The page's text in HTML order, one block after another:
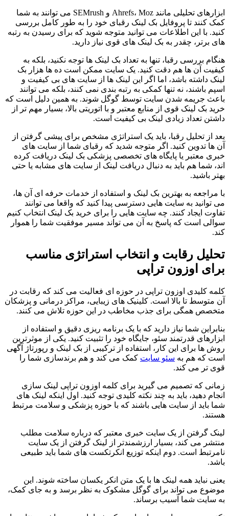
ابزارهای تحلیلی مانند Ahrefs، Moz و SEMrush می توانند به شما
کمک کنند تا پروفایل بک لینک رقبای خود را به طور کامل بررسی
کنید. با این اطلاعات می توانید متوجه شوید که برای رسیدن به رتبه
های برتر، چقدر به بک لینک های قوی نیاز دارید.
هنگام بررسی رقبا، تنها به تعداد بک لینک ها توجه نکنید، بلکه به
کیفیت آن ها هم دقت کنید. یک سایت ممکن است ده ها هزار بک
لینک داشته باشد، اما اگر این لینک ها از سایت های بی کیفیت و
اسپم باشند، نه تنها کمکی به رتبه بندی نمی کنند، بلکه می توانند
باعث جریمه شدن سایت توسط گوگل شوند. به همین دلیل است که
خرید بک لینک قوی از منابع معتبر و با اتوریتی بالا، بسیار مهم تر از
داشتن تعداد زیادی لینک بی کیفیت است.
بعد از تحلیل رقبا، باید یک استراتژی مشخص برای پیشی گرفتن از
آن ها تدوین کنید. اگر متوجه شدید که رقبای شما از سایت های
خبری معتبر یا پایگاه های تخصصی پزشکی بک لینک دریافت کرده
اند، شما هم باید به دنبال دریافت لینک از سایت های مشابه یا حتی
بهتر باشید.
با مراجعه به بهترین بک لینک و استفاده از خدمات حرفه ای آن ها،
می توانید به سایت هایی دسترسی پیدا کنید که واقعا می توانند
تفاوت ایجاد کنند. چه سایت هایی را برای خرید بک لینک انتخاب کنیم
سوالی است که پاسخ به آن می تواند مسیر موفقیت شما را هموار
کند.
تحلیل رقابت و انتخاب استراتژی مناسب
برای اوزون تراپی
کلمه کلیدی اوزون تراپی در حوزه ای فعالیت می کند که رقابت در
آن متوسط تا بالا است. کلینیک های زیبایی، مراکز درمانی و پزشکان
متخصص همگی برای جذب مخاطب در این حوزه تلاش می کنند.
بنابراین شما نیاز دارید که با یک برنامه ریزی دقیق و استفاده از
ابزارهای قدرتمند سئو، جایگاه خود را تثبیت کنید. یکی از موثرترین
روش ها برای این کار، استفاده از ترکیبی از بک لینک و رپورتاژ آگهی
است که هم به سئو سایت کمک می کند و هم برندسازی شما را
قوی تر می کند.
زمانی که تصمیم می گیرید برای کلمه اوزون تراپی لینک سازی
انجام دهید، باید به چند نکته کلیدی توجه کنید. اول اینکه لینک های
شما باید از سایت هایی باشند که با حوزه پزشکی و سلامت مرتبط
هستند.
لینک گرفتن از یک سایت خبری معتبر که درباره سلامت مطلب
منتشر می کند، بسیار ارزشمندتر از لینک گرفتن از یک سایت
نامرتبط است. دوم اینکه توزیع انکرتکست های شما باید طبیعی
باشد.
یعنی نباید همه لینک ها با یک متن انکر یکسان ساخته شوند. این
موضوع می تواند برای گوگل مشکوک به نظر برسد و به جای کمک،
به سایت شما آسیب برساند.